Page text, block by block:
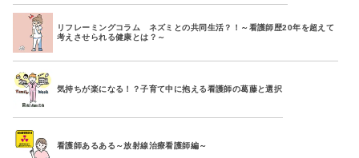
リフレーミングコラム ネズミとの共同生活？！～看護師歴20年を超えて
考えさせられる健康とは？～
気持ちが楽になる！？子育て中に抱える看護師の葛藤と選択
看護師あるある～放射線治療看護師編～